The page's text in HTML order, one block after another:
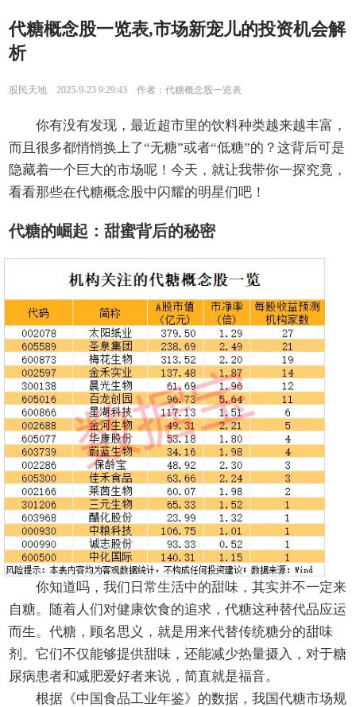
代糖概念股一览表,市场新宠儿的投资机会解
析
股民天地 2025-9-23 9:29:43 作者：代糖概念股一览表
你有没有发现，最近超市里的饮料种类越来越丰富，
而且很多都悄悄换上了“无糖”或者“低糖”的？这背后可是
隐藏着一个巨大的市场呢！今天，就让我带你一探究竟，
看看那些在代糖概念股中闪耀的明星们吧！
代糖的崛起：甜蜜背后的秘密
你知道吗，我们日常生活中的甜味，其实并不一定来
自糖。随着人们对健康饮食的追求，代糖这种替代品应运
而生。代糖，顾名思义，就是用来代替传统糖分的甜味
剂。它们不仅能够提供甜味，还能减少热量摄入，对于糖
尿病患者和减肥爱好者来说，简直就是福音。
根据《中国食品工业年鉴》的数据，我国代糖市场规